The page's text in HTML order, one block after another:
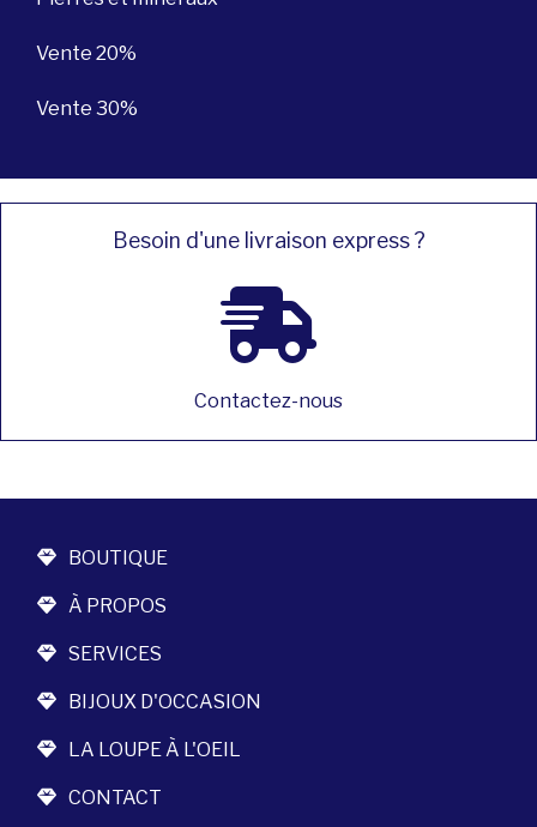
Vente 20%
Vente 30%
Besoin d'une livraison express ?
Contactez-nous
BOUTIQUE
À PROPOS
SERVICES
BIJOUX D'OCCASION
LA LOUPE À L'OEIL
CONTACT